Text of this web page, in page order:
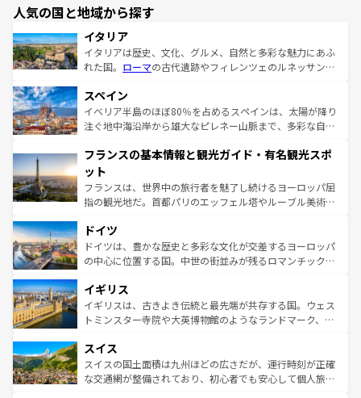
人気の国と地域から探す
イタリア
イタリアは歴史、文化、グルメ、自然と多彩な魅力にあふ
れた国。 ローマの古代遺跡やフィレンツェのルネッサンス
ろん、トスカーナの美しい田園風景やアマルフィ海岸の絶
景など、自然景観も見逃せない。観光の合間には、本場の
ピザやパスタなど、絶品のイタリア料理を堪能することも
ませてくれるイタリアで、忘れられない旅をしてみよう！
なお、新着のイタリア情報は
しい。
スペイン
イベリア半島のほぼ80％を占めるスペインは、太陽が降り
注ぐ地中海沿岸から雄大なピレネー山脈まで、多彩な自然
文化が根付くこの国では、情熱的なフラメンコ、熱気あふ
れる闘牛、そして美味しいタパスが生活の一部となってい
る。首都マドリードの洗練された雰囲気や、バルセロナの
アートに溢れた街角から、地方では古代ローマ遺跡や中世
せる。地方によって風土や気候が異なるスペインはその個
性で訪れる人を魅了する。 なお、新着のスペイン情報は コ
ンテンツ一覧を参照してほしい。
フランスの基本情報と観光ガイド・有名観光スポ
ット
フランスは、世界中の旅行者を魅了し続けるヨーロッパ屈
指の観光地だ。首都パリのエッフェル塔やルーブル美術館
で、幅広い魅力が詰まっている。華麗な宮殿、歴史的な大
聖堂、美しいビーチ、そして豊かな自然が、訪れる者を心
から魅了する。また、フランスは美食の国としても知ら
いる。シャンパンの発祥地であるランス、プロヴァンスの
香り高いラベンダー畑など、多彩な楽しみ方が可能だ。さ
らに、パリ以外の地域にも魅力が溢れており、どの街角に
れる地方に足を運ぶとそれぞれで全く異なる文化を体験で
きるだろう。 なお、新着のフランス情報はコンテンツ一覧
を参照してほしい。
ドイツ
ドイツは、豊かな歴史と多彩な文化が交差するヨーロッパ
の中心に位置する国。中世の街並みが残るロマンチック街
顔を持つこの国は、どこを歩いても飽きることがない。ベ
ルリンの文化的活気、バイエルン州のアルプスの絶景、そ
してライン川沿いのワイン畑といった風景は必見。ビール
は、お酒好きな人にはぜひ体験してほしい。 なお、新着の
ドイツ情報はコンテンツ一覧を参照してほしい。
イギリス
イギリスは、古きよき伝統と最先端が共存する国。ウェス
トミンスター寺院や大英博物館のようなランドマーク、歴
リアごとに異なる魅力がある。また、優雅なアフタヌーン
ティー、ビール好きにはたまらない英国パブ、サッカー観
戦など、本場だからこそできる体験も豊富。イギリスを旅
スイス
スイスの国土面積は九州ほどの広さだが、運行時刻が正確
な交通網が整備されており、初心者でも安心して個人旅行